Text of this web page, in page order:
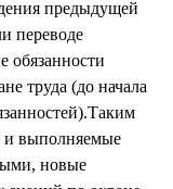
предыдущей
переводе
обязанности
труда (до начала
Таким
и выполняемые
новые